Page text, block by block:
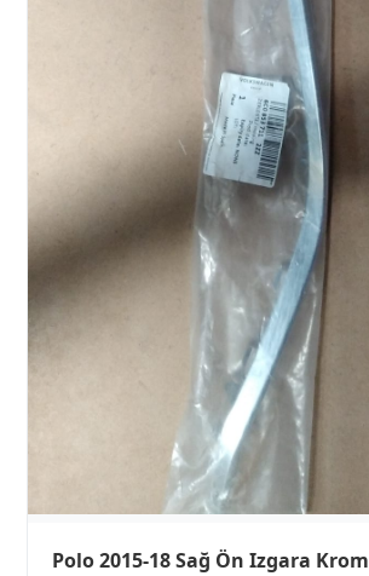
Polo 2015-18 Sağ Ön Izgara Krom